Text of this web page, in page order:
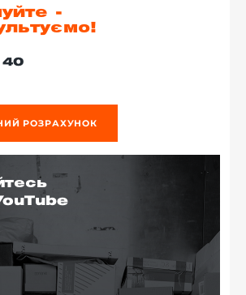
-
40
РОЗРАХУНОК